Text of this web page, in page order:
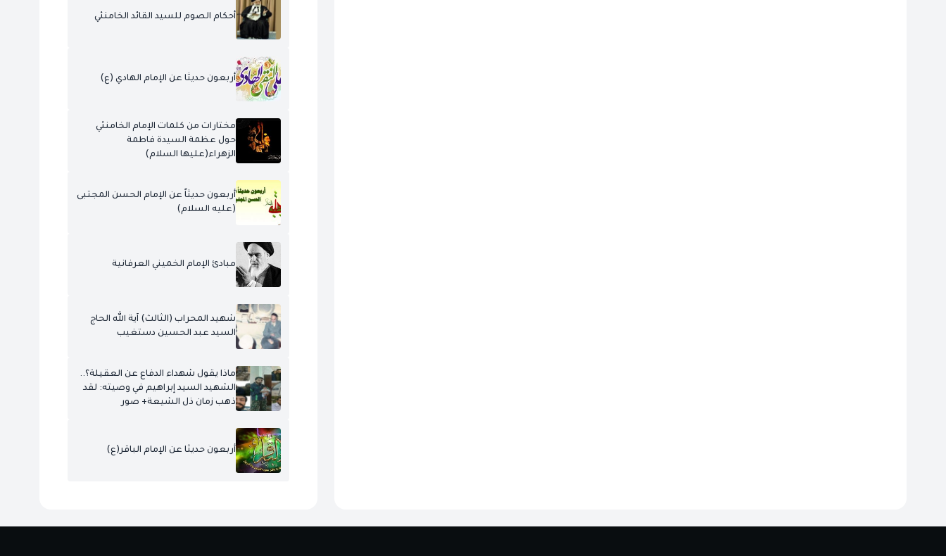
أحكام الصوم للسيد القائد الخامنئي
أربعون حديثا عن الإمام الهادي (ع)
مختارات من كلمات الإمام الخامنئي
حول عظمة السيدة فاطمة
الزهراء(عليها السلام)
أربعون حديثاً عن الإمام الحسن المجتبى
(عليه السلام)
مبادئ الإمام الخميني العرفانية
شهيد المحراب (الثالث) آية الله الحاج
السيد عبد الحسين دستغيب
ماذا يقول شهداء الدفاع عن العقيلة؟..
الشهيد السيد إبراهيم في وصيته: لقد
ذهب زمان ذل الشيعة+ صور
أربعون حديثا عن الإمام الباقر(ع)